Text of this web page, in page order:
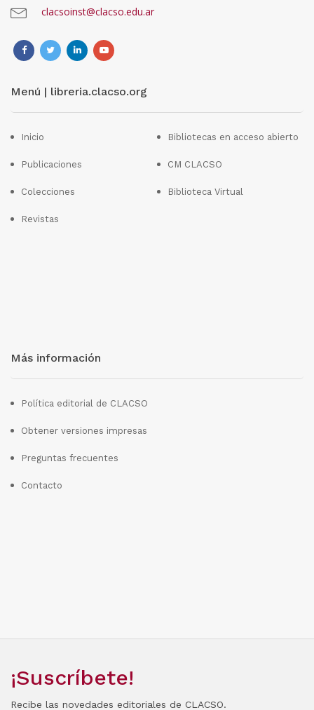
clacsoinst@clacso.edu.ar
Menú | libreria.clacso.org
Inicio
Publicaciones
Colecciones
Revistas
Bibliotecas en acceso abierto
CM CLACSO
Biblioteca Virtual
Más información
Política editorial de CLACSO
Obtener versiones impresas
Preguntas frecuentes
Contacto
¡Suscríbete!
Recibe las novedades editoriales de CLACSO.